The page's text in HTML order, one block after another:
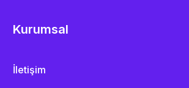
Kurumsal
İletişim